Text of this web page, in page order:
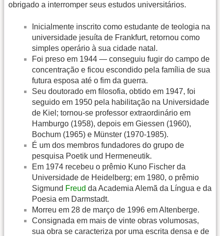
obrigado a interromper seus estudos universitários.
Inicialmente inscrito como estudante de teologia na
universidade jesuíta de Frankfurt, retornou como
simples operário à sua cidade natal.
Foi preso em 1944 — conseguiu fugir do campo de
concentração e ficou escondido pela família de sua
futura esposa até o fim da guerra.
Seu doutorado em filosofia, obtido em 1947, foi
seguido em 1950 pela habilitação na Universidade
de Kiel; tornou-se professor extraordinário em
Hamburgo (1958), depois em Giessen (1960),
Bochum (1965) e Münster (1970-1985).
É um dos membros fundadores do grupo de
pesquisa Poetik und Hermeneutik.
Em 1974 recebeu o prêmio Kuno Fischer da
Universidade de Heidelberg; em 1980, o prêmio
Sigmund Freud da Academia Alemã da Língua e da
Poesia em Darmstadt.
Morreu em 28 de março de 1996 em Altenberge.
Consignada em mais de vinte obras volumosas,
sua obra se caracteriza por uma escrita densa e de